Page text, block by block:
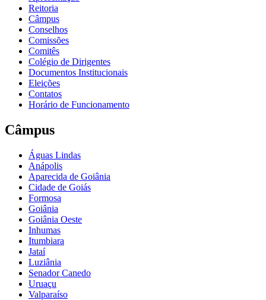
Reitoria
Câmpus
Conselhos
Comissões
Comitês
Colégio de Dirigentes
Documentos Institucionais
Eleições
Contatos
Horário de Funcionamento
Câmpus
Águas Lindas
Anápolis
Aparecida de Goiânia
Cidade de Goiás
Formosa
Goiânia
Goiânia Oeste
Inhumas
Itumbiara
Jataí
Luziânia
Senador Canedo
Uruaçu
Valparaíso